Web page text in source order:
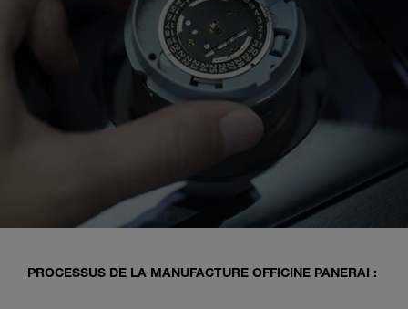
PROCESSUS DE LA MANUFACTURE OFFICINE PANERAI :
En cliquant sur « Tout refuser », vous
donnez votre consentement uniquement
pour l’utilisation des cookies techniques.